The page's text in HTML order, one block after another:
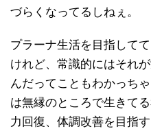
づらくなってるしねぇ。
プラーナ生活を目指して
けれど、常識的にはそれ
んだってこともわかっち
は無縁のところで生きて
力回復、体調改善を目指